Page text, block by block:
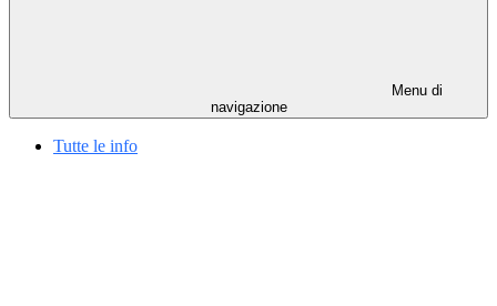
Menu di
navigazione
Tutte le info